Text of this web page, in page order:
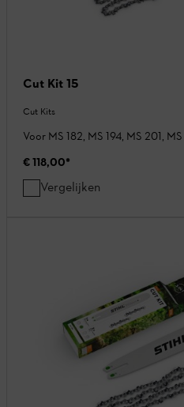
Cut Kit 15
Cut Kits
Voor MS 182, MS 194, MS 201,
€ 118,00*
Vergelijken